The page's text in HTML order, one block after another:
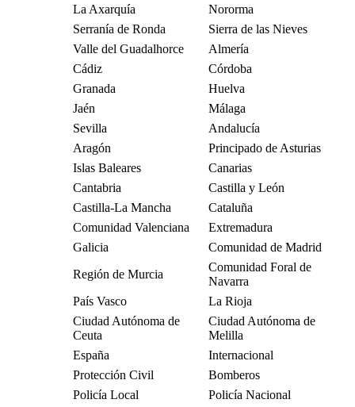
La Axarquía
Nororma
Serranía de Ronda
Sierra de las Nieves
Valle del Guadalhorce
Almería
Cádiz
Córdoba
Granada
Huelva
Jaén
Málaga
Sevilla
Andalucía
Aragón
Principado de Asturias
Islas Baleares
Canarias
Cantabria
Castilla y León
Castilla-La Mancha
Cataluña
Comunidad Valenciana
Extremadura
Galicia
Comunidad de Madrid
Región de Murcia
Comunidad Foral de
Navarra
País Vasco
La Rioja
Ciudad Autónoma de
Ceuta
Ciudad Autónoma de
Melilla
España
Internacional
Protección Civil
Bomberos
Policía Local
Policía Nacional